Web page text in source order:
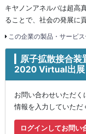
キヤノンアネルバは超高
ることで、社会の発展に
この企業の製品・サービ
原子拡散接合
2020 Virtual出展
お問い合わせいただ
情報を入力していただ
ログインしてお問い